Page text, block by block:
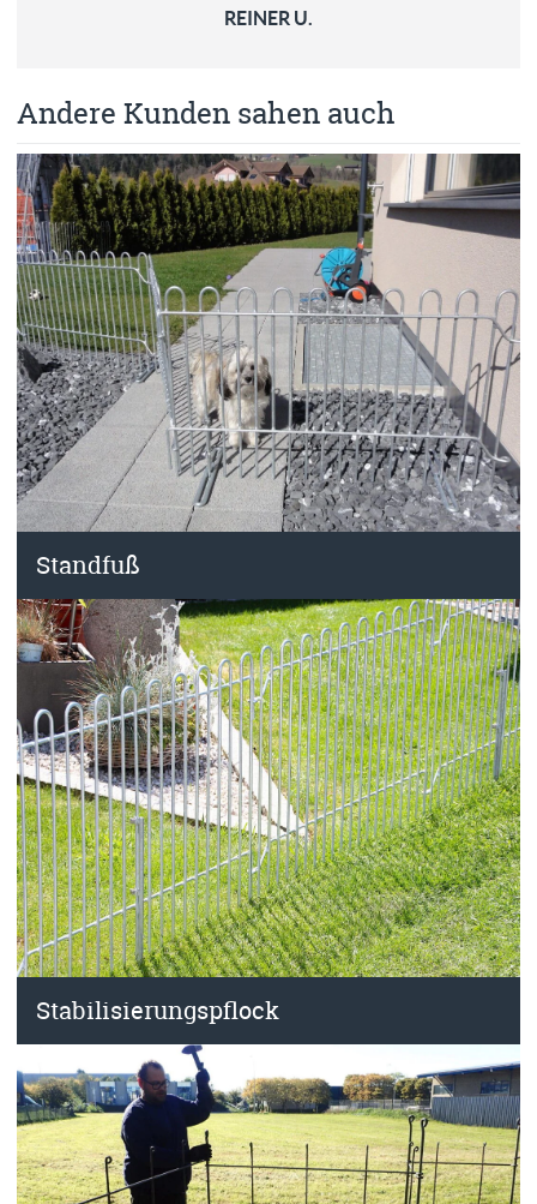
REINER U.
Andere Kunden sahen auch
Standfuß
Stabilisierungspflock